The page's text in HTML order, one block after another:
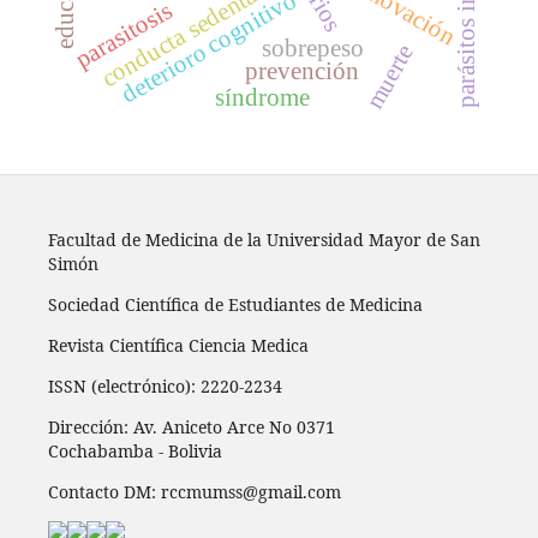
conducta sedentariasobrepeso
deterioro cognitivo
parasitosis prevenciónmuerte
síndrome
Facultad de Medicina de la Universidad Mayor de San
Simón
Sociedad Científica de Estudiantes de Medicina
Revista Científica Ciencia Medica
ISSN (electrónico): 2220-2234
Dirección: Av. Aniceto Arce No 0371
Cochabamba - Bolivia
Contacto DM: rccmumss@gmail.com